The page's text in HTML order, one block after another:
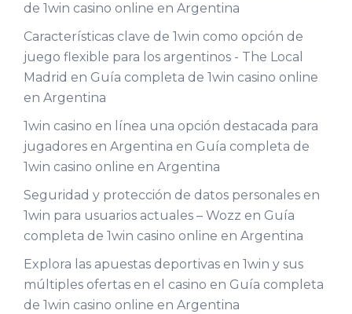
de 1win casino online en Argentina
Características clave de 1win como opción de
juego flexible para los argentinos - The Local
Madrid en Guía completa de 1win casino online
en Argentina
1win casino en línea una opción destacada para
jugadores en Argentina en Guía completa de
1win casino online en Argentina
Seguridad y protección de datos personales en
1win para usuarios actuales – Wozz en Guía
completa de 1win casino online en Argentina
Explora las apuestas deportivas en 1win y sus
múltiples ofertas en el casino en Guía completa
de 1win casino online en Argentina